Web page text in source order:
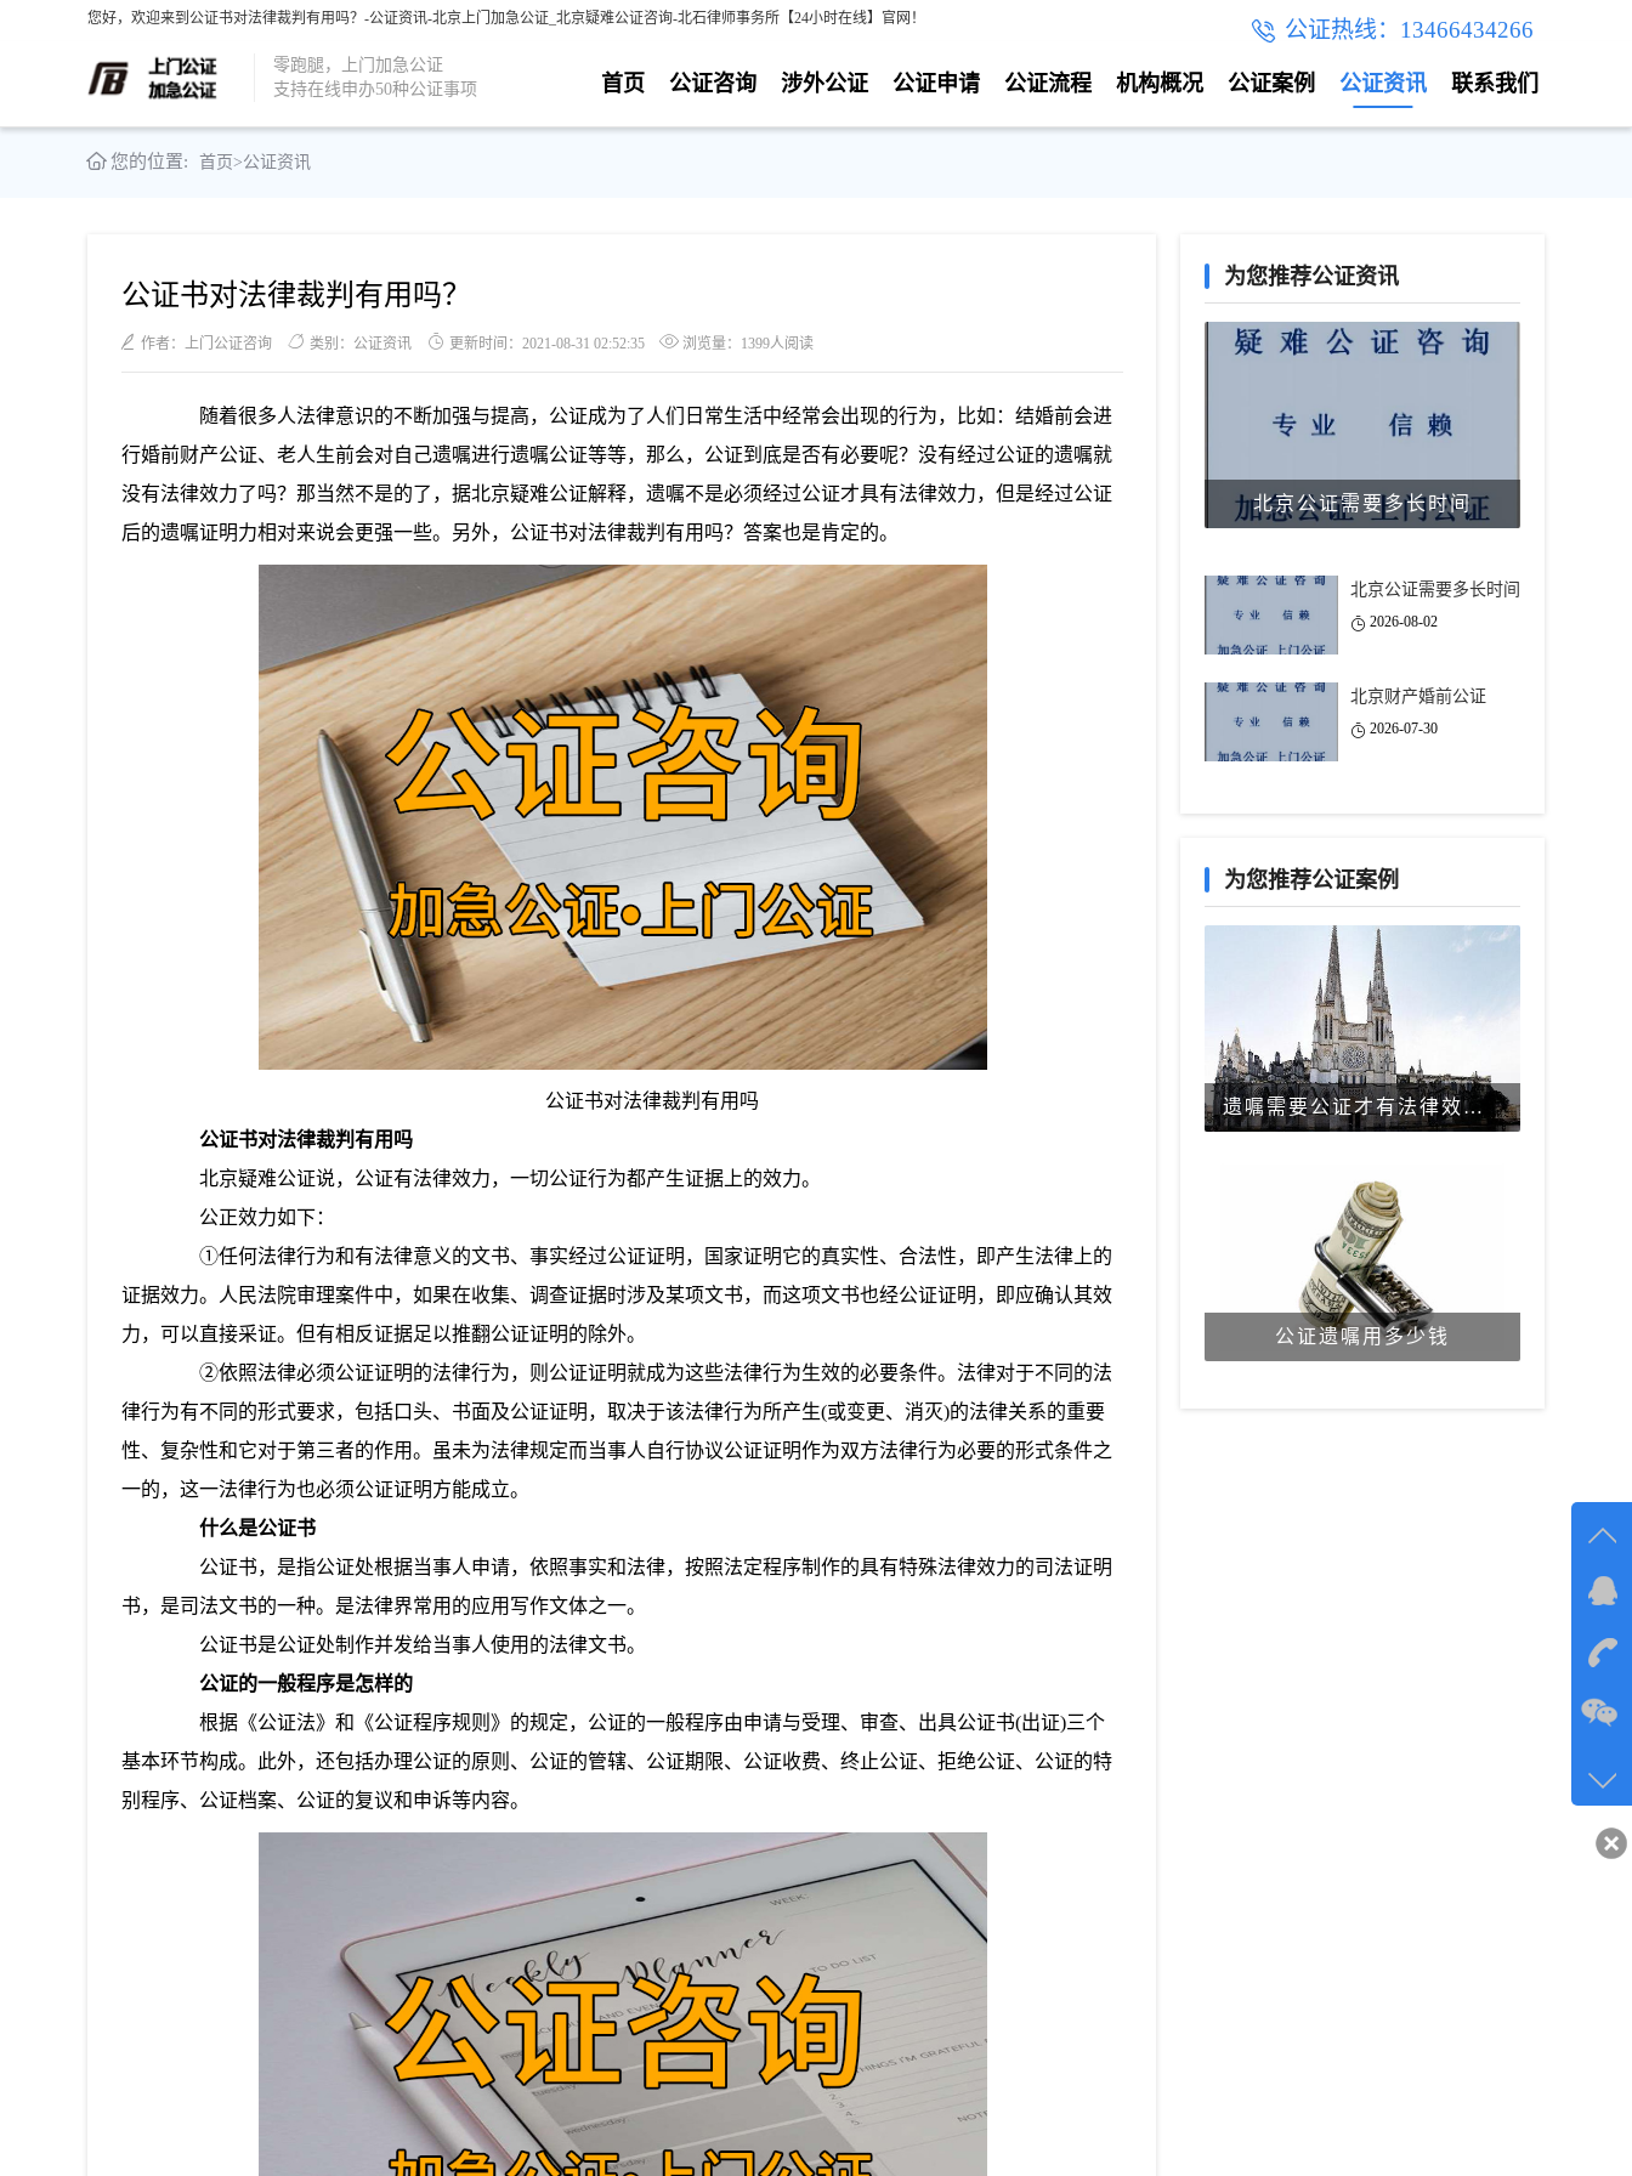
您好，欢迎来到公证书对法律裁判有用吗？-公证资讯-北京上门加急公证_北京疑难公证咨询-北石律师事务所【24小时在线】官网！ 公证热线：13466434266
零跑腿，上门加急公证
支持在线申办50种公证事项
联系我们
公证资讯
公证案例
机构概况
公证流程
公证申请
涉外公证
公证咨询
首页
您的位置: 首页>公证资讯
公证书对法律裁判有用吗？
作者：上门公证咨询 类别：公证资讯 更新时间：2021-08-31 02:52:35 浏览量：1399人阅读
随着很多人法律意识的不断加强与提高，公证成为了人们日常生活中经常会出现的行为，比如：结婚前会进
行婚前财产公证、老人生前会对自己遗嘱进行遗嘱公证等等，那么，公证到底是否有必要呢？没有经过公证的遗嘱就
没有法律效力了吗？那当然不是的了，据北京疑难公证解释，遗嘱不是必须经过公证才具有法律效力，但是经过公证
后的遗嘱证明力相对来说会更强一些。另外，公证书对法律裁判有用吗？答案也是肯定的。
公证书对法律裁判有用吗
公证书对法律裁判有用吗
北京疑难公证说，公证有法律效力，一切公证行为都产生证据上的效力。
公正效力如下：
①任何法律行为和有法律意义的文书、事实经过公证证明，国家证明它的真实性、合法性，即产生法律上的
证据效力。人民法院审理案件中，如果在收集、调查证据时涉及某项文书，而这项文书也经公证证明，即应确认其效
力，可以直接采证。但有相反证据足以推翻公证证明的除外。
②依照法律必须公证证明的法律行为，则公证证明就成为这些法律行为生效的必要条件。法律对于不同的法
律行为有不同的形式要求，包括口头、书面及公证证明，取决于该法律行为所产生(或变更、消灭)的法律关系的重要
性、复杂性和它对于第三者的作用。虽未为法律规定而当事人自行协议公证证明作为双方法律行为必要的形式条件之
一的，这一法律行为也必须公证证明方能成立。
什么是公证书
公证书，是指公证处根据当事人申请，依照事实和法律，按照法定程序制作的具有特殊法律效力的司法证明
书，是司法文书的一种。是法律界常用的应用写作文体之一。
公证书是公证处制作并发给当事人使用的法律文书。
公证的一般程序是怎样的
根据《公证法》和《公证程序规则》的规定，公证的一般程序由申请与受理、审查、出具公证书(出证)三个
基本环节构成。此外，还包括办理公证的原则、公证的管辖、公证期限、公证收费、终止公证、拒绝公证、公证的特
别程序、公证档案、公证的复议和申诉等内容。
为您推荐公证资讯
北京公证需要多长时间
北京公证需要多长时间
2026-08-02
北京财产婚前公证
2026-07-30
为您推荐公证案例
遗嘱需要公证才有法律效力吗？
公证遗嘱用多少钱
在线
咨询
客服